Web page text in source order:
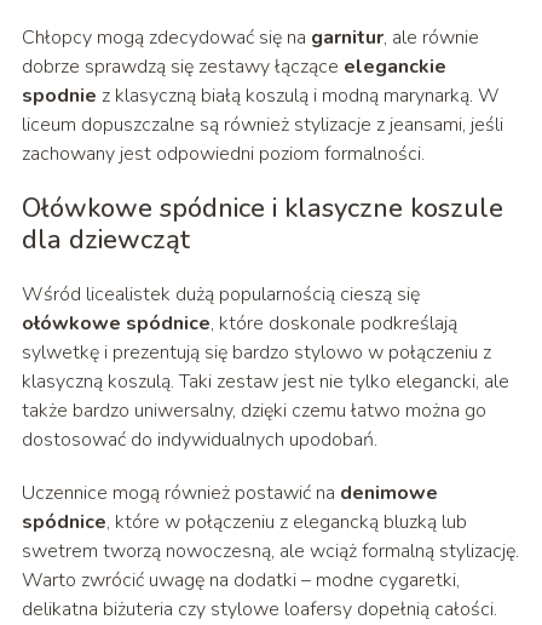
Chłopcy mogą zdecydować się na garnitur, ale równie
dobrze sprawdzą się zestawy łączące eleganckie
spodnie z klasyczną białą koszulą i modną marynarką. W
liceum dopuszczalne są również stylizacje z jeansami, jeśli
zachowany jest odpowiedni poziom formalności.
Ołówkowe spódnice i klasyczne koszule
dla dziewcząt
Wśród licealistek dużą popularnością cieszą się
ołówkowe spódnice, które doskonale podkreślają
sylwetkę i prezentują się bardzo stylowo w połączeniu z
klasyczną koszulą. Taki zestaw jest nie tylko elegancki, ale
także bardzo uniwersalny, dzięki czemu łatwo można go
dostosować do indywidualnych upodobań.
Uczennice mogą również postawić na denimowe
spódnice, które w połączeniu z elegancką bluzką lub
swetrem tworzą nowoczesną, ale wciąż formalną stylizację.
Warto zwrócić uwagę na dodatki – modne cygaretki,
delikatna biżuteria czy stylowe loafersy dopełnią całości.